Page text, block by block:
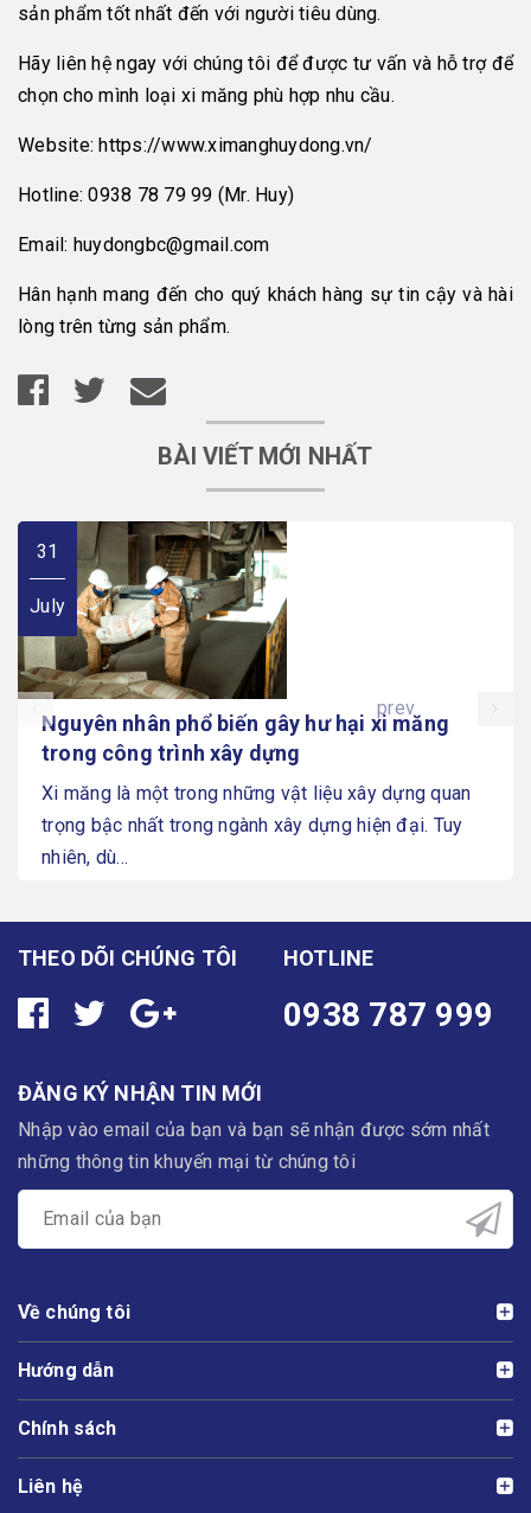
sản phẩm tốt nhất đến với người tiêu dùng.
Hãy liên hệ ngay với chúng tôi để được tư vấn và hỗ trợ để
chọn cho mình loại xi măng phù hợp nhu cầu.
Website:https://www.ximanghuydong.vn/
Hotline:0938 78 79 99 (Mr. Huy)
Email: huydongbc@gmail.com
Hân hạnh mang đến cho quý khách hàng sự tin cậy và hài
lòng trên từng sản phẩm.
BÀI VIẾT MỚI NHẤT
31
July
Nguyên nhân phổ biến gây hư hại xi măng
trong công trình xây dựng
Xi măng là một trong những vật liệu xây dựng quan
trọng bậc nhất trong ngành xây dựng hiện đại. Tuy
nhiên, dù...
prev
THEO DÕI CHÚNG TÔI HOTLINE
0938 787 999
ĐĂNG KÝ NHẬN TIN MỚI
Nhập vào email của bạn và bạn sẽ nhận được sớm nhất
những thông tin khuyến mại từ chúng tôi
Về chúng tôi
Hướng dẫn
Chính sách
Liên hệ